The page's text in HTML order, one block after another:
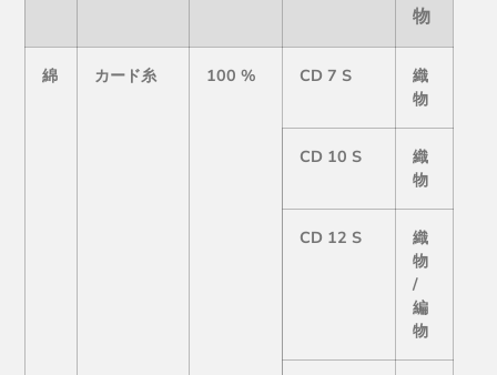
物
綿 カード糸 100 % CD 7 S
織
物
CD 10 S
織
物
CD 12 S
織
物
/
編
物